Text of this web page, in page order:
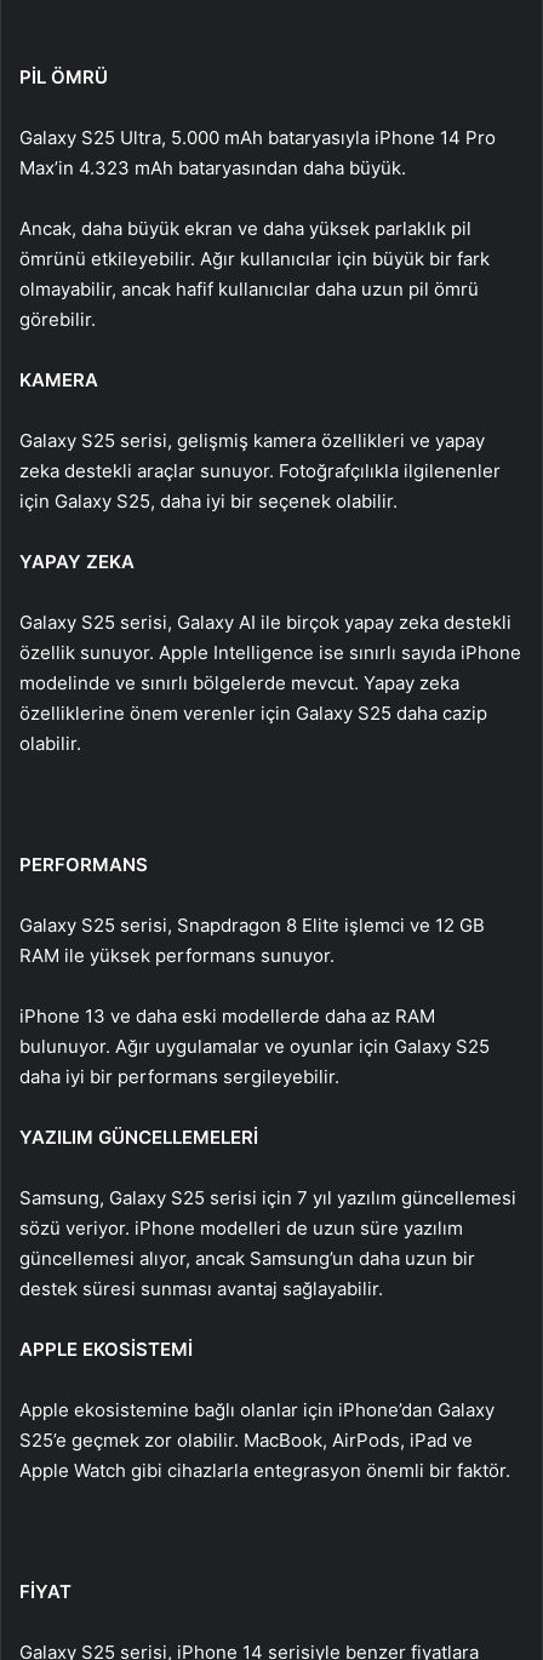
PİL ÖMRÜ
Galaxy S25 Ultra, 5.000 mAh bataryasıyla iPhone 14 Pro
Max’in 4.323 mAh bataryasından daha büyük.
Ancak, daha büyük ekran ve daha yüksek parlaklık pil
ömrünü etkileyebilir. Ağır kullanıcılar için büyük bir fark
olmayabilir, ancak hafif kullanıcılar daha uzun pil ömrü
görebilir.
KAMERA
Galaxy S25 serisi, gelişmiş kamera özellikleri ve yapay
zeka destekli araçlar sunuyor. Fotoğrafçılıkla ilgilenenler
için Galaxy S25, daha iyi bir seçenek olabilir.
YAPAY ZEKA
Galaxy S25 serisi, Galaxy AI ile birçok yapay zeka destekli
özellik sunuyor. Apple Intelligence ise sınırlı sayıda iPhone
modelinde ve sınırlı bölgelerde mevcut. Yapay zeka
özelliklerine önem verenler için Galaxy S25 daha cazip
olabilir.
PERFORMANS
Galaxy S25 serisi, Snapdragon 8 Elite işlemci ve 12 GB
RAM ile yüksek performans sunuyor.
iPhone 13 ve daha eski modellerde daha az RAM
bulunuyor. Ağır uygulamalar ve oyunlar için Galaxy S25
daha iyi bir performans sergileyebilir.
YAZILIM GÜNCELLEMELERİ
Samsung, Galaxy S25 serisi için 7 yıl yazılım güncellemesi
sözü veriyor. iPhone modelleri de uzun süre yazılım
güncellemesi alıyor, ancak Samsung’un daha uzun bir
destek süresi sunması avantaj sağlayabilir.
APPLE EKOSİSTEMİ
Apple ekosistemine bağlı olanlar için iPhone’dan Galaxy
S25’e geçmek zor olabilir. MacBook, AirPods, iPad ve
Apple Watch gibi cihazlarla entegrasyon önemli bir faktör.
FİYAT
Galaxy S25 serisi, iPhone 14 serisiyle benzer fiyatlara